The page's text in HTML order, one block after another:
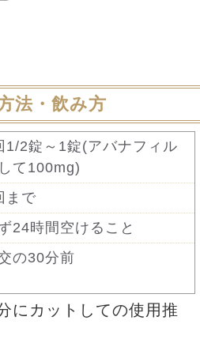
法・飲み方
1/2錠～1錠(アバナフィル
て100mg)
まで
24時間空けること
の30分前
にカットしての使用推